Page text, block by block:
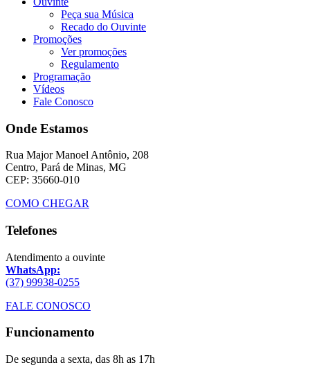
Peça sua Música
Recado do Ouvinte
Promoções
Ver promoções
Regulamento
Programação
Vídeos
Fale Conosco
Onde Estamos
Rua Major Manoel Antônio, 208
Centro, Pará de Minas, MG
CEP: 35660-010
COMO CHEGAR
Telefones
Atendimento a ouvinte
WhatsApp:
(37) 99938-0255
FALE CONOSCO
Funcionamento
De segunda a sexta, das 8h as 17h